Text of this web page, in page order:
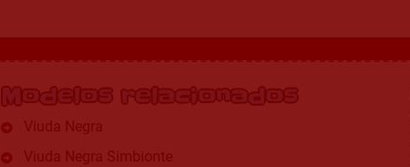
Modelos relacionados
Viuda Negra
Viuda Negra Simbionte